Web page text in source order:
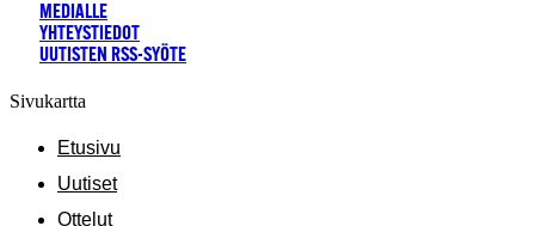
MEDIALLE
YHTEYSTIEDOT
UUTISTEN RSS-SYÖTE
Sivukartta
Etusivu
Uutiset
Ottelut